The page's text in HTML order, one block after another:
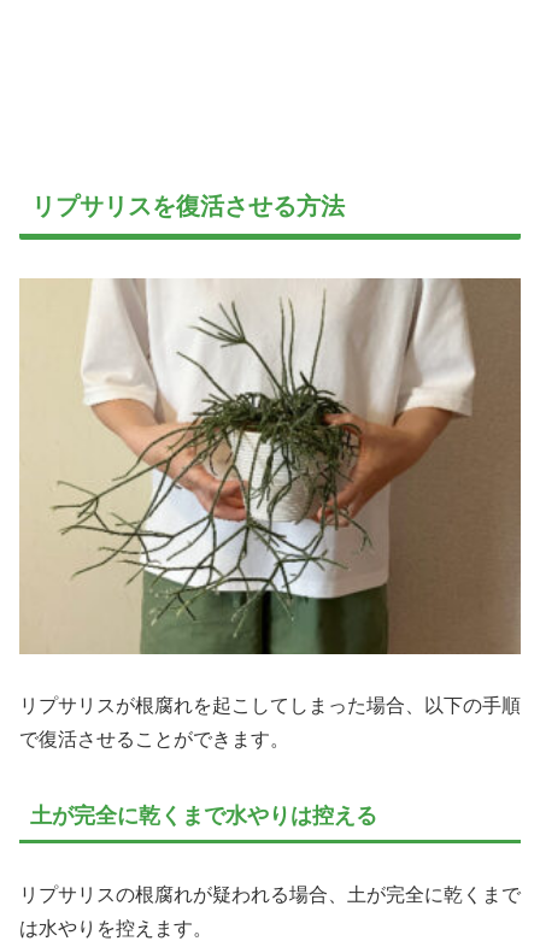
リプサリスを復活させる方法
リプサリスが根腐れを起こしてしまった場合、以下の手順
で復活させることができます。
土が完全に乾くまで水やりは控える
リプサリスの根腐れが疑われる場合、土が完全に乾くまで
は水やりを控えます。